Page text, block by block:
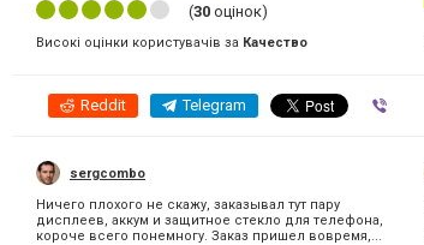
(30 оцінок)
Високі оцінки користувачів за Качество
Reddit Telegram
sergcombo
Ничего плохого не скажу, заказывал тут пару
дисплеев, аккум и защитное стекло для телефона,
короче всего понемногу. Заказ пришел вовремя,...